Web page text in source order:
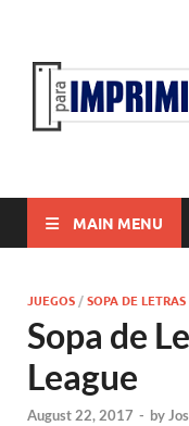
MAIN MENU
JUEGOS /SOPA DE LETRAS
Sopa de
League
August 22, 2017 - by